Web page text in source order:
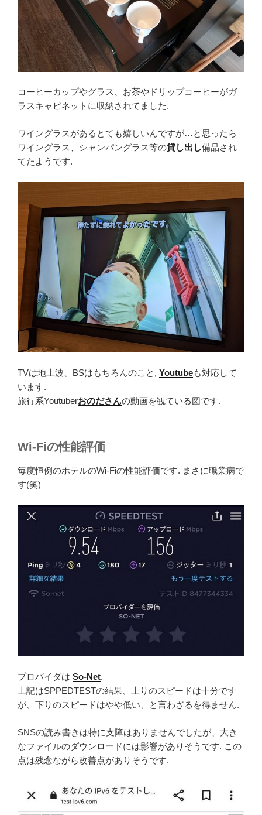
コーヒーカップやグラス、お茶やドリップコーヒーがガ
ラスキャビネットに収納されてました.
ワイングラスがあるとても嬉しいんですが…と思ったら
ワイングラス、シャンパングラス等の貸し出し備品され
てたようです.
TVは地上波、BSはもちろんのこと, Youtubeも対応して
います.
旅行系Youtuberおのださんの動画を観ている図です.
Wi-Fiの性能評価
毎度恒例のホテルのWi-Fiの性能評価です. まさに職業病で
す(笑)
プロバイダは So-Net.
上記はSPPEDTESTの結果、上りのスピードは十分です
が、下りのスピードはやや低い、と言わざるを得ません.
SNSの読み書きは特に支障はありませんでしたが、大き
なファイルのダウンロードには影響がありそうです. この
点は残念ながら改善点がありそうです.